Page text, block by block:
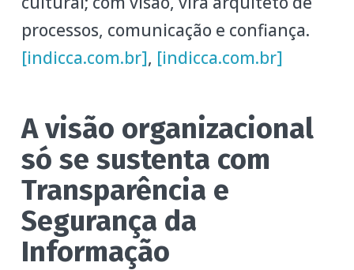
processos, comunicação e confiança.
[indicca.com.br], [indicca.com.br]
A visão organizacional
só se sustenta com
Transparência e
Segurança da
Informação